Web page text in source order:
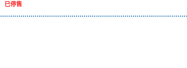
已停售